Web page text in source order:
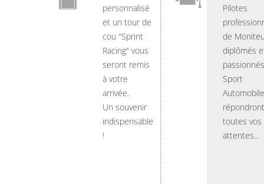
personnalisé
et un tour de
cou "Sprint
Racing" vous
seront remis
à votre
arrivée.
Un souvenir
indispensable
!
Pilotes
de
diplômés
Sport
Automobile
toutes vos
attentes...